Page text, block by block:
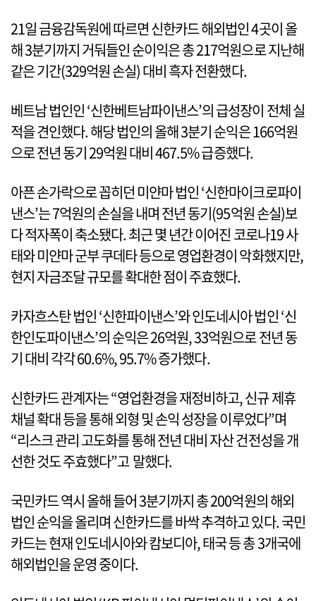
21일 금융감독원에 따르면 신한카드 해외법인 4곳이 올
해 3분기까지 거둬들인 순이익은 총 217억원으로 지난해
같은 기간(329억원 손실) 대비 흑자 전환했다.
베트남 법인인 ‘신한베트남파이낸스’의 급성장이 전체 실
적을 견인했다. 해당 법인의 올해 3분기 순익은 166억원
으로 전년 동기 29억원 대비 467.5% 급증했다.
아픈 손가락으로 꼽히던 미얀마 법인 ‘신한마이크로파이
낸스’는 7억원의 손실을 내며 전년 동기(95억원 손실)보
다 적자폭이 축소됐다. 최근 몇 년간 이어진 코로나19 사
태와 미얀마 군부 쿠데타 등으로 영업환경이 악화했지만,
현지 자금조달 규모를 확대한 점이 주효했다.
카자흐스탄 법인 ‘신한파이낸스’와 인도네시아 법인 ‘신
한인도파이낸스’의 순익은 26억원, 33억원으로 전년 동
기 대비 각각 60.6%, 95.7% 증가했다.
신한카드 관계자는 “영업환경을 재정비하고, 신규 제휴
채널 확대 등을 통해 외형 및 손익 성장을 이루었다”며
“리스크 관리 고도화를 통해 전년 대비 자산 건전성을 개
선한 것도 주효했다”고 말했다.
국민카드 역시 올해 들어 3분기까지 총 200억원의 해외
법인 순익을 올리며 신한카드를 바싹 추격하고 있다. 국민
카드는 현재 인도네시아와 캄보디아, 태국 등 총 3개국에
해외법인을 운영 중이다.